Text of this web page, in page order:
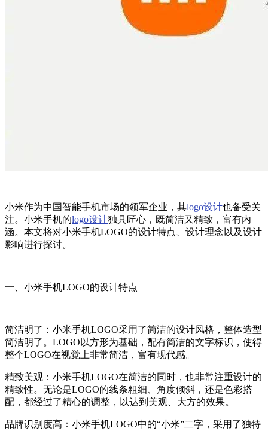
小米作为中国智能手机市场的领军企业，其logo设计也备受关
注。小米手机的logo设计独具匠心，既简洁又精致，富有内
涵。本文将对小米手机LOGO的设计特点、设计理念以及设计
影响进行探讨。
一、小米手机LOGO的设计特点
简洁明了：小米手机LOGO采用了简洁的设计风格，整体造型
简洁明了。LOGO以方形为基础，配有简洁的文字标识，使得
整个LOGO在视觉上非常简洁，富有现代感。
精致美观：小米手机LOGO在简洁的同时，也非常注重设计的
精致性。无论是LOGO的线条粗细、角度倾斜，还是色彩搭
配，都经过了精心的调整，以达到美观、大方的效果。
品牌识别度高：小米手机LOGO中的“小米”二字，采用了独特